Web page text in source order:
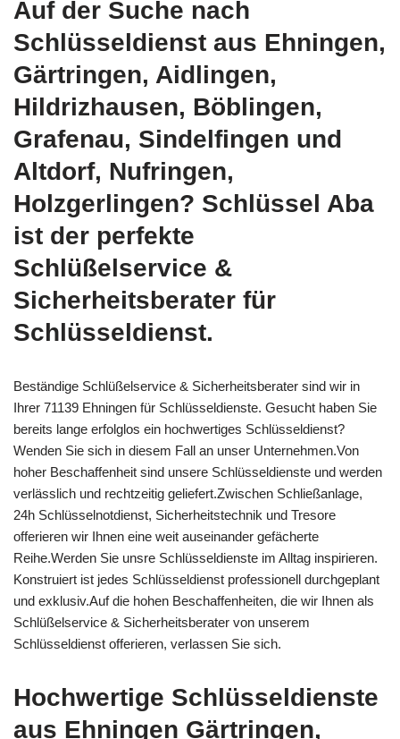
Auf der Suche nach
Schlüsseldienst aus Ehningen,
Gärtringen, Aidlingen,
Hildrizhausen, Böblingen,
Grafenau, Sindelfingen und
Altdorf, Nufringen,
Holzgerlingen? Schlüssel Aba
ist der perfekte
Schlüßelservice &
Sicherheitsberater für
Schlüsseldienst.
Beständige Schlüßelservice & Sicherheitsberater sind wir in
Ihrer 71139 Ehningen für Schlüsseldienste. Gesucht haben Sie
bereits lange erfolglos ein hochwertiges Schlüsseldienst?
Wenden Sie sich in diesem Fall an unser Unternehmen.Von
hoher Beschaffenheit sind unsere Schlüsseldienste und werden
verlässlich und rechtzeitig geliefert.Zwischen Schließanlage,
24h Schlüsselnotdienst, Sicherheitstechnik und Tresore
offerieren wir Ihnen eine weit auseinander gefächerte
Reihe.Werden Sie unsre Schlüsseldienste im Alltag inspirieren.
Konstruiert ist jedes Schlüsseldienst professionell durchgeplant
und exklusiv.Auf die hohen Beschaffenheiten, die wir Ihnen als
Schlüßelservice & Sicherheitsberater von unserem
Schlüsseldienst offerieren, verlassen Sie sich.
Hochwertige Schlüsseldienste
aus Ehningen Gärtringen,